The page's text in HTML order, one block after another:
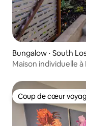
Bungalow ⋅ South
Maison individuelle
Coup de cœur
Coup de cœur